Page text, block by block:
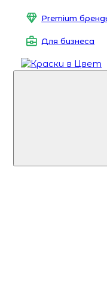
Premium
Для бизнеса